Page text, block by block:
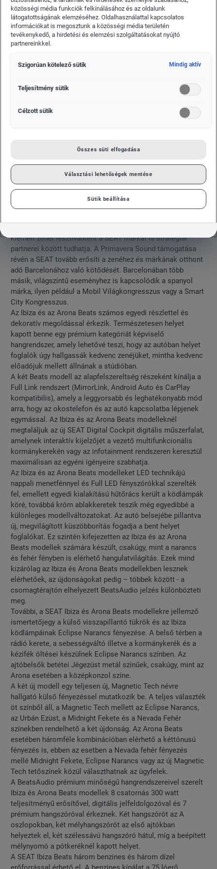
Arona és az Ateca modellekben. Most pedig új
szintre érkezett a a SEAT és a Beats szövetsége,
hiszen bemutatkozott a fiatalos és városi modellek
két új, egyedi változata, az Ibiza és az Arona Beats.
kiemelt zenei fesztiválként a SEAT márkát is stratégiai
partnerei között tudhatja. A Primavera Sound támogatása
révén a SEAT tovább erősíti a zenéhez és márkának otthont
adó Barcelonához való kötődését. Barcelonában több
másik, világszintű eseményhez is kapcsolódik a spanyol
márka, ilyen például a Mobil Világkongresszus vagy a Smart
City Kongresszus.
Az Ibiza és az Arona Beats számos egyedi részlettel és
dekoratív megoldással érkezik. Természetesen helyet
kapott benne egy prémium kategóriát képviselő
hangrendszer, amely lehetővé teszi, hogy az autóban helyet
foglalók úgy hallgassák kedvenc zenéjüket, mintha kedvenc
előadójuk mellett állnának a stúdióban.
A két Beats modell az alapfelszereltség részeként kínálja a
Full Link rendszert (MirrorLink, Android Auto és CarPlay
kompatibilis), amely a leggyorsabb és leghatékonyabb mód
arra, hogy az okostelefon és az autó kapcsolatba lépjenek
egymással. Az Ibiza és az Arona Beats modelleknél
megtaláljuk az új SEAT Digital Cockpit digitális műszerfalat,
amelynek interaktív kijelzőjét a vezető multifunkcionális
kormánykerekén vagy az infotainment rendszeren keresztül
maximálisan az egyéni igényeire szabhatja.
Az Ibiza és az Arona Beats modelleket LED technikájú
nappali menetfénnyel és Full LED fényszórókkal szerelték
fel, emellett egyedi kialakítású hűtőrács került a ködlámpák
köré, továbbá króm ablakkeretek teszik még egyedibbé a
különleges modellváltozatokat. Az autó belsejébe pillantva
új, megvilágított küszöbborítás fogadja a bent helyet
foglalókat. Ez szintén kifejezetten az Ibiza és az Arona
Beats modellek számára készült, csakúgy, mint a narancs
és fehér fényben is elérhető hangulatvilágítás. Ezek mind
kizárólag az Ibiza és Arona Beats modellekben lesznek
elérhetőek, az újdonságokat pedig – többek között - a
csomagtérajtón elhelyezett BeatsAudio jelzés különbözteti
meg.
További, a SEAT Ibiza és Arona Beats modellekre jellemző
ismertetőjegy a külső visszapillantó tükrök és az Ibiza
ködlámpáinak Eclipse Narancs fényezése. A belső térben a
rádió kerete, a sebességváltó illetve a kormánykerék és a
kézifék öltései készülnek Eclipse Narancs színben. Az
ajtóbelsők betétei Jégezüst metál színűek, csakúgy, mint az
Arona esetében a középkonzol színe.
A két új modell egy teljesen új, Magnetic Tech névre
hallgató külső fényezéssel mutatkozik be. A teljes választék
öt színből áll, a Magnetic Tech mellett az Eclipse Narancs,
az Urbán Ezüst, a Midnight Fekete és a Nevada Fehér
színekben rendelhető a két újdonság. Az Arona Beats
esetében háromféle kombinációban elérhető a kéttónusú
fényezés is, ebben az esetben a Nevada fehér fényezés
mellé Midnight Fekete, Eclipse Narancs vagy az új Magnetic
Tech tetőszínek közül választhatnak az ügyfelek.
A BeatsAudio prémium minőségű hangrendszereivel szerelt
Ibiza és Arona Beats modellek 8 csatornás 300 watt
teljesítményű erősítővel, digitális jelfeldolgozóval és 7
prémium hangszóróval érkeznek. Két hangszórót az A
oszlopokban, két mélyhangszórót az első ajtókban
helyeztek el, két szélessávú hangszóró hátul, míg a beépített
mélynyomó a pótkeréknél kapott helyet.
A SEAT Ibiza Beats három benzines és három dízel
közösségi média funkciók felkínálásához és az oldalunk
látogatottságának elemzéséhez. Oldalhasználattal kapcsolatos
információkat is megosztunk a közösségi média területén
tevékenykedő, a hirdetési és elemzési szolgáltatásokat nyújtó
partnereinkkel.
Szigorúan kötelező sütik Mindig aktív
Teljesítmény sütik
Célzott sütik
Összes süti elfogadása
Választási lehetőségek mentése
Sütik beállítása